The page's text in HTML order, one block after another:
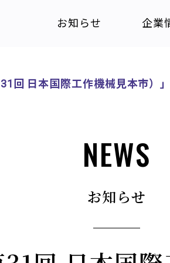
お知らせ 企業
31回 日本国際工作機械見本市）
NEWS
お知らせ